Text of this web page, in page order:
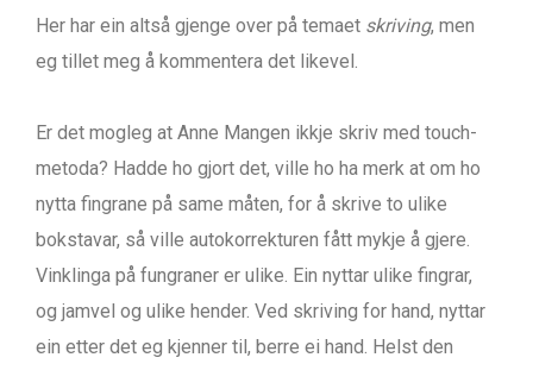
Her har ein altså gjenge over på temaet skriving, men
eg tillet meg å kommentera det likevel.
Er det mogleg at Anne Mangen ikkje skriv med touch-
metoda? Hadde ho gjort det, ville ho ha merk at om ho
nytta fingrane på same måten, for å skrive to ulike
bokstavar, så ville autokorrekturen fått mykje å gjere.
Vinklinga på fungraner er ulike. Ein nyttar ulike fingrar,
og jamvel og ulike hender. Ved skriving for hand, nyttar
ein etter det eg kjenner til, berre ei hand. Helst den